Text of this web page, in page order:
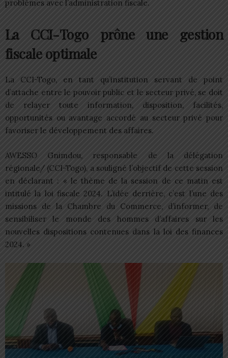
problèmes avec l’administration fiscale.
La CCI-Togo prône une gestion
fiscale optimale
La CCI-Togo, en tant qu’institution servant de point
d’attache entre le pouvoir public et le secteur privé, se doit
de relayer toute information, disposition, facilités,
opportunités ou avantage accordé au secteur privé pour
favoriser le développement des affaires.
AWESSO Gnimdou, responsable de la délégation
régionale/ (CCI-Togo), a souligné l’objectif de cette session
en déclarant : « le thème de la session de ce matin est
intitulé la loi fiscale 2024. L’idée derrière, c’est l’une des
missions de la Chambre du Commerce, d’informer, de
sensibiliser le monde des hommes d’affaires sur les
nouvelles dispositions contenues dans la loi des finances
2024. »